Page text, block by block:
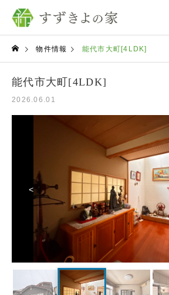
物件情報 能代市大町[4LDK]
能代市大町[4LDK]
2026.06.01
<